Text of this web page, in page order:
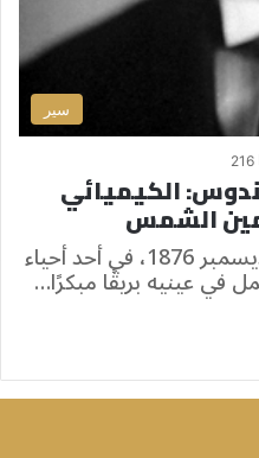
سير
216
الكيميائي
الشمس
في مساء شتوي من يوم 25 ديسمبر 1876، في أحد أحياء
في عينيه بريقًا مبكرًا…